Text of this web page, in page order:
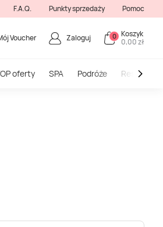
F.A.Q. Punkty sprzedaży Pomoc
Voucher Zaloguj 0 Koszyk
0,00 zł
oferty SPA Podróże